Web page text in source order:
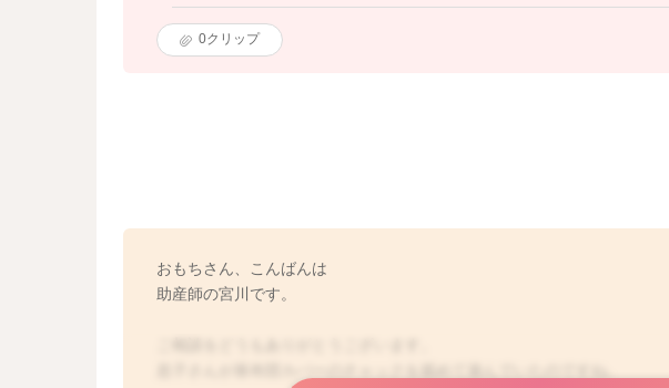
0クリップ
おもちさん、こんばんは
助産師の宮川です。